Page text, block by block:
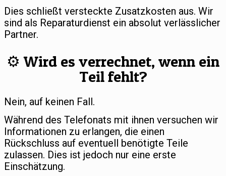
Dies schließt versteckte Zusatzkosten aus. Wir
sind als Reparaturdienst ein absolut verlässlicher
Partner.
⚙️ Wird es verrechnet, wenn ein
Teil fehlt?
Nein, auf keinen Fall.
Während des Telefonats mit ihnen versuchen wir
Informationen zu erlangen, die einen
Rückschluss auf eventuell benötigte Teile
zulassen. Dies ist jedoch nur eine erste
Einschätzung.